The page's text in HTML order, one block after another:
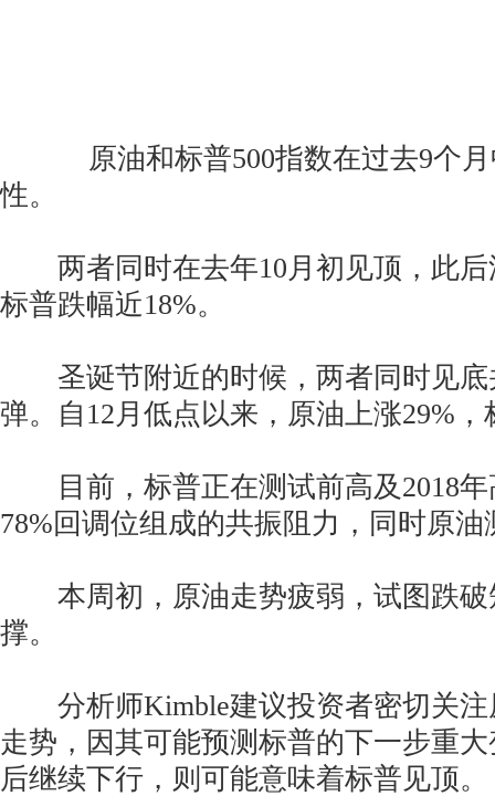
原油和标普500指数在过去9个月
性。
两者同时在去年10月初见顶，此后
标普跌幅近18%。
圣诞节附近的时候，两者同时见底
弹。自12月低点以来，原油上涨29%，
目前，标普正在测试前高及2018年
78%回调位组成的共振阻力，同时原油
本周初，原油走势疲弱，试图跌破
撑。
分析师Kimble建议投资者密切关注
走势，因其可能预测标普的下一步重
后继续下行，则可能意味着标普见顶。